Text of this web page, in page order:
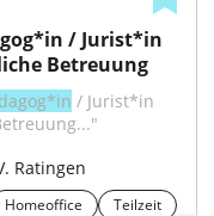
/ Jurist*in
Betreuung
/ Jurist*in
Ratingen
Homeoffice Teilzeit